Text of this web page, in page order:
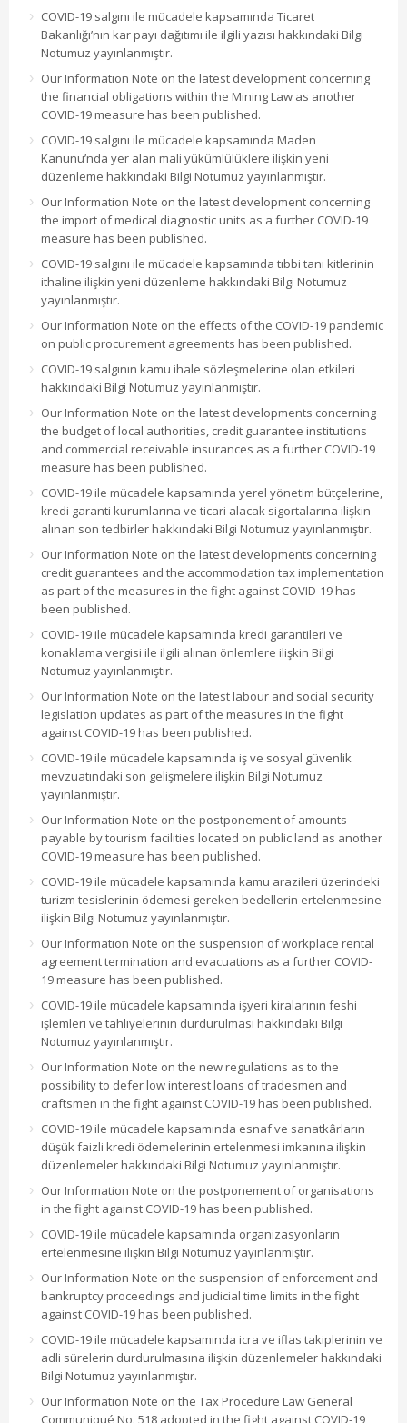
COVID-19 salgını ile mücadele kapsamında Ticaret
Bakanlığı’nın kar payı dağıtımı ile ilgili yazısı hakkındaki Bilgi
Notumuz yayınlanmıştır.
Our Information Note on the latest development concerning
the financial obligations within the Mining Law as another
COVID-19 measure has been published.
COVID-19 salgını ile mücadele kapsamında Maden
Kanunu’nda yer alan mali yükümlülüklere ilişkin yeni
düzenleme hakkındaki Bilgi Notumuz yayınlanmıştır.
Our Information Note on the latest development concerning
the import of medical diagnostic units as a further COVID-19
measure has been published.
COVID-19 salgını ile mücadele kapsamında tıbbi tanı kitlerinin
ithaline ilişkin yeni düzenleme hakkındaki Bilgi Notumuz
yayınlanmıştır.
Our Information Note on the effects of the COVID-19 pandemic
on public procurement agreements has been published.
COVID-19 salgının kamu ihale sözleşmelerine olan etkileri
hakkındaki Bilgi Notumuz yayınlanmıştır.
Our Information Note on the latest developments concerning
the budget of local authorities, credit guarantee institutions
and commercial receivable insurances as a further COVID-19
measure has been published.
COVID-19 ile mücadele kapsamında yerel yönetim bütçelerine,
kredi garanti kurumlarına ve ticari alacak sigortalarına ilişkin
alınan son tedbirler hakkındaki Bilgi Notumuz yayınlanmıştır.
Our Information Note on the latest developments concerning
credit guarantees and the accommodation tax implementation
as part of the measures in the fight against COVID-19 has
been published.
COVID-19 ile mücadele kapsamında kredi garantileri ve
konaklama vergisi ile ilgili alınan önlemlere ilişkin Bilgi
Notumuz yayınlanmıştır.
Our Information Note on the latest labour and social security
legislation updates as part of the measures in the fight
against COVID-19 has been published.
COVID-19 ile mücadele kapsamında iş ve sosyal güvenlik
mevzuatındaki son gelişmelere ilişkin Bilgi Notumuz
yayınlanmıştır.
Our Information Note on the postponement of amounts
payable by tourism facilities located on public land as another
COVID-19 measure has been published.
COVID-19 ile mücadele kapsamında kamu arazileri üzerindeki
turizm tesislerinin ödemesi gereken bedellerin ertelenmesine
ilişkin Bilgi Notumuz yayınlanmıştır.
Our Information Note on the suspension of workplace rental
agreement termination and evacuations as a further COVID-
19 measure has been published.
COVID-19 ile mücadele kapsamında işyeri kiralarının feshi
işlemleri ve tahliyelerinin durdurulması hakkındaki Bilgi
Notumuz yayınlanmıştır.
Our Information Note on the new regulations as to the
possibility to defer low interest loans of tradesmen and
craftsmen in the fight against COVID-19 has been published.
COVID-19 ile mücadele kapsamında esnaf ve sanatkârların
düşük faizli kredi ödemelerinin ertelenmesi imkanına ilişkin
düzenlemeler hakkındaki Bilgi Notumuz yayınlanmıştır.
Our Information Note on the postponement of organisations
in the fight against COVID-19 has been published.
COVID-19 ile mücadele kapsamında organizasyonların
ertelenmesine ilişkin Bilgi Notumuz yayınlanmıştır.
Our Information Note on the suspension of enforcement and
bankruptcy proceedings and judicial time limits in the fight
against COVID-19 has been published.
COVID-19 ile mücadele kapsamında icra ve iflas takiplerinin ve
adli sürelerin durdurulmasına ilişkin düzenlemeler hakkındaki
Bilgi Notumuz yayınlanmıştır.
Our Information Note on the Tax Procedure Law General
Communiqué No. 518 adopted in the fight against COVID-19